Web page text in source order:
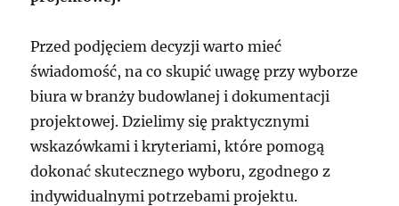
Przed podjęciem decyzji warto mieć
świadomość, na co skupić uwagę przy wyborze
biura w branży budowlanej i dokumentacji
projektowej. Dzielimy się praktycznymi
wskazówkami i kryteriami, które pomogą
dokonać skutecznego wyboru, zgodnego z
indywidualnymi potrzebami projektu.